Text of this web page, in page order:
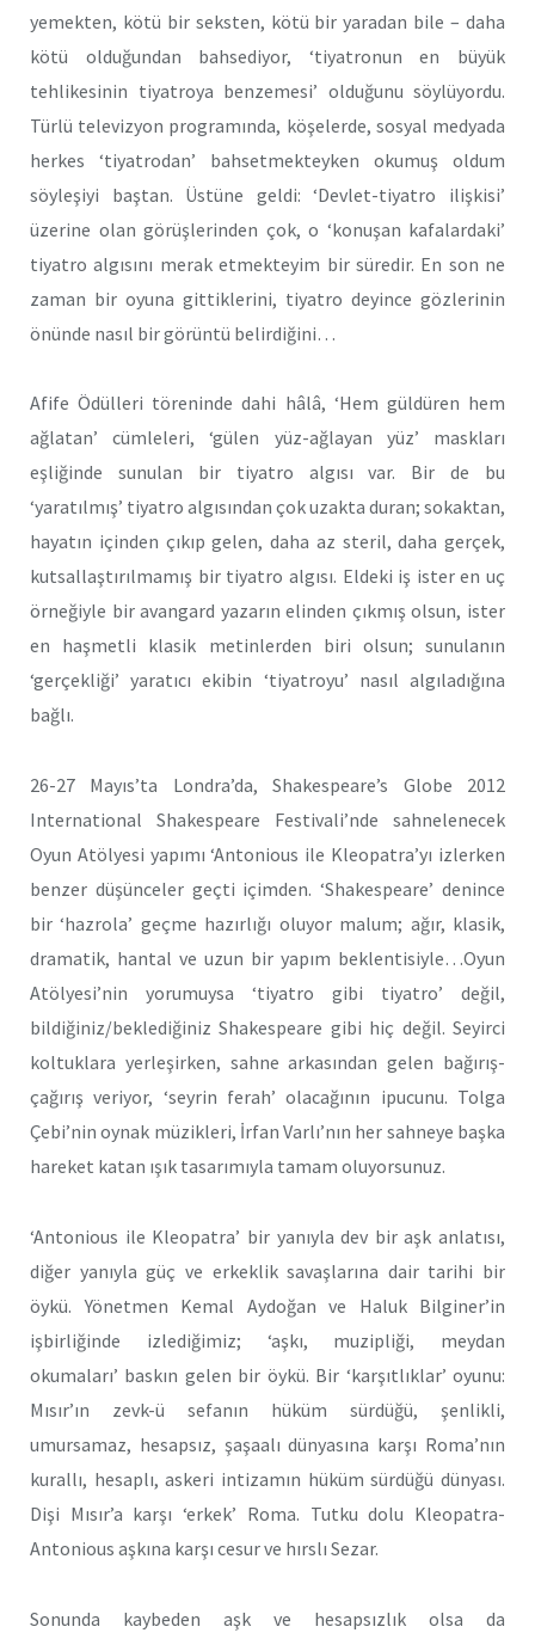
yemekten, kötü bir seksten, kötü bir yaradan bile – daha
kötü olduğundan bahsediyor, ‘tiyatronun en büyük
tehlikesinin tiyatroya benzemesi’ olduğunu söylüyordu.
Türlü televizyon programında, köşelerde, sosyal medyada
herkes ‘tiyatrodan’ bahsetmekteyken okumuş oldum
söyleşiyi baştan. Üstüne geldi: ‘Devlet-tiyatro ilişkisi’
üzerine olan görüşlerinden çok, o ‘konuşan kafalardaki’
tiyatro algısını merak etmekteyim bir süredir. En son ne
zaman bir oyuna gittiklerini, tiyatro deyince gözlerinin
önünde nasıl bir görüntü belirdiğini…
Afife Ödülleri töreninde dahi hâlâ, ‘Hem güldüren hem
ağlatan’ cümleleri, ‘gülen yüz-ağlayan yüz’ maskları
eşliğinde sunulan bir tiyatro algısı var. Bir de bu
‘yaratılmış’ tiyatro algısından çok uzakta duran; sokaktan,
hayatın içinden çıkıp gelen, daha az steril, daha gerçek,
kutsallaştırılmamış bir tiyatro algısı. Eldeki iş ister en uç
örneğiyle bir avangard yazarın elinden çıkmış olsun, ister
en haşmetli klasik metinlerden biri olsun; sunulanın
‘gerçekliği’ yaratıcı ekibin ‘tiyatroyu’ nasıl algıladığına
bağlı.
26-27 Mayıs’ta Londra’da, Shakespeare’s Globe 2012
International Shakespeare Festivali’nde sahnelenecek
Oyun Atölyesi yapımı ‘Antonious ile Kleopatra’yı izlerken
benzer düşünceler geçti içimden. ‘Shakespeare’ denince
bir ‘hazrola’ geçme hazırlığı oluyor malum; ağır, klasik,
dramatik, hantal ve uzun bir yapım beklentisiyle…Oyun
Atölyesi’nin yorumuysa ‘tiyatro gibi tiyatro’ değil,
bildiğiniz/beklediğiniz Shakespeare gibi hiç değil. Seyirci
koltuklara yerleşirken, sahne arkasından gelen bağırış-
çağırış veriyor, ‘seyrin ferah’ olacağının ipucunu. Tolga
Çebi’nin oynak müzikleri, İrfan Varlı’nın her sahneye başka
hareket katan ışık tasarımıyla tamam oluyorsunuz.
‘Antonious ile Kleopatra’ bir yanıyla dev bir aşk anlatısı,
diğer yanıyla güç ve erkeklik savaşlarına dair tarihi bir
öykü. Yönetmen Kemal Aydoğan ve Haluk Bilginer’in
işbirliğinde izlediğimiz; ‘aşkı, muzipliği, meydan
okumaları’ baskın gelen bir öykü. Bir ‘karşıtlıklar’ oyunu:
Mısır’ın zevk-ü sefanın hüküm sürdüğü, şenlikli,
umursamaz, hesapsız, şaşaalı dünyasına karşı Roma’nın
kurallı, hesaplı, askeri intizamın hüküm sürdüğü dünyası.
Dişi Mısır’a karşı ‘erkek’ Roma. Tutku dolu Kleopatra-
Antonious aşkına karşı cesur ve hırslı Sezar.
Sonunda kaybeden aşk ve hesapsızlık olsa da